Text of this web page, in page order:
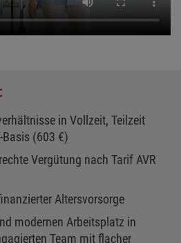
in Vollzeit, Teilzeit
(603 €)
Vergütung nach Tarif AVR
Altersvorsorge
modernen Arbeitsplatz in
Team mit flacher